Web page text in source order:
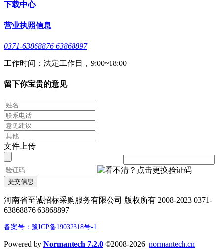
下载中心
营业执照信息
0371-63868876 63868897
工作时间：法定工作日，9:00~18:00
留下你宝贵的意见
文件上传
提交信息
河南省至诚招标采购服务有限公司 版权所有 2008-2023 0371-
63868876 63868897
备案号：豫ICP备19032318号-1
Powered by Normantech 7.2.0 ©2008-2026 normantech.cn